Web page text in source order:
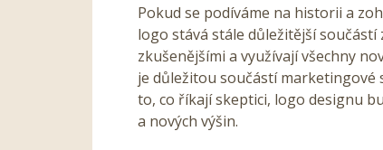
Pokud se podíváme na historii a
logo stává stále důležitější
zkušenějšími a využívají všechny
je důležitou součástí marketingové
to, co říkají skeptici, logo designu
a nových výšin.